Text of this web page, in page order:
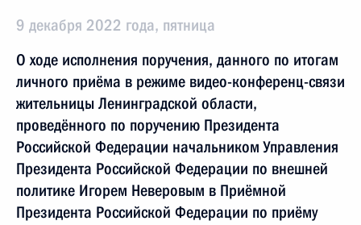
9 декабря 2022 года, пятница
О ходе исполнения поручения, данного по итогам
личного приёма в режиме видео-конференц-связи
жительницы Ленинградской области,
проведённого по поручению Президента
Российской Федерации начальником Управления
Президента Российской Федерации по внешней
политике Игорем Неверовым в Приёмной
Президента Российской Федерации по приёму